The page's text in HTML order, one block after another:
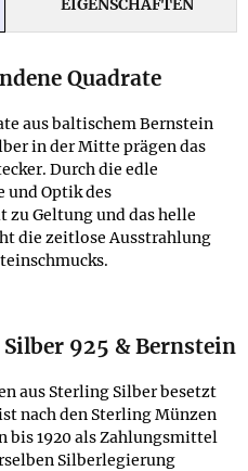
EIGENSCHAFTEN
Quadrate
aus baltischem Bernstein
in der Mitte prägen das
Durch die edle
und Optik des
zu Geltung und das helle
die zeitlose Ausstrahlung
925 & Bernstein
aus Sterling Silber besetzt
nach den Sterling Münzen
bis 1920 als Zahlungsmittel
Silberlegierung